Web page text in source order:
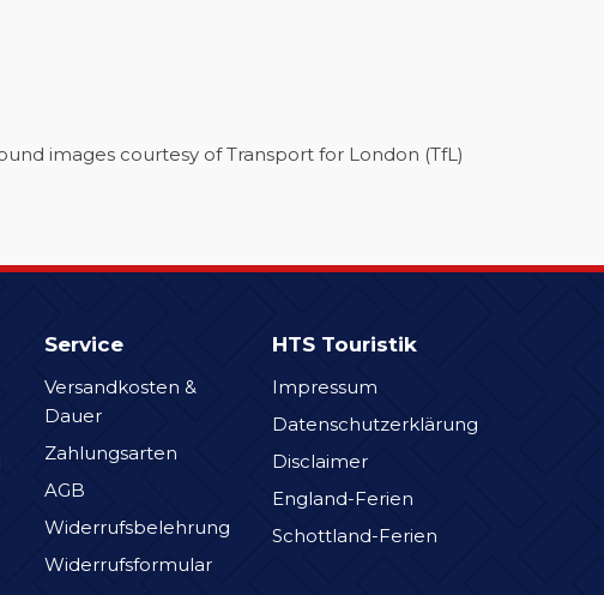
images courtesy of Transport for London (TfL)
Service
Versandkosten &
Dauer
Zahlungsarten
AGB
Widerrufsbelehrung
Widerrufsformular
HTS Touristik
Impressum
Datenschutzerklärung
Disclaimer
England-Ferien
Schottland-Ferien